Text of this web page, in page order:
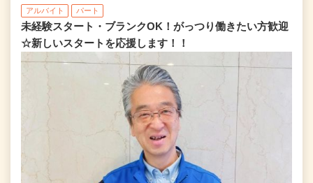
アルバイト パート
未経験スタート・ブランクOK！がっつり働きたい方歓迎
☆新しいスタートを応援します！！